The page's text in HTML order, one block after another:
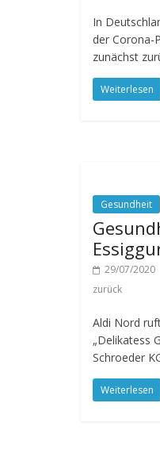
In
der Corona-
zunächst
Weiterlesen
Gesundheit
29/07/2020
zurück
Aldi Nord
„Delikatess
Schroeder
Weiterlesen